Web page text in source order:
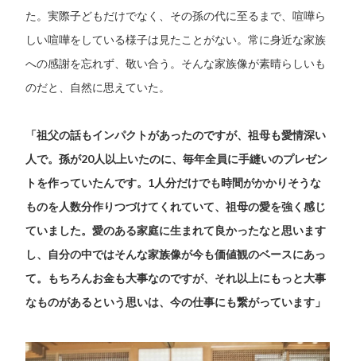
た。実際子どもだけでなく、その孫の代に至るまで、喧嘩ら
しい喧嘩をしている様子は見たことがない。常に身近な家族
への感謝を忘れず、敬い合う。そんな家族像が素晴らしいも
のだと、自然に思えていた。
「祖父の話もインパクトがあったのですが、祖母も愛情深い
人で。孫が20人以上いたのに、毎年全員に手縫いのプレゼン
トを作っていたんです。1人分だけでも時間がかかりそうな
ものを人数分作りつづけてくれていて、祖母の愛を強く感じ
ていました。愛のある家庭に生まれて良かったなと思います
し、自分の中ではそんな家族像が今も価値観のベースにあっ
て。もちろんお金も大事なのですが、それ以上にもっと大事
なものがあるという思いは、今の仕事にも繋がっています」